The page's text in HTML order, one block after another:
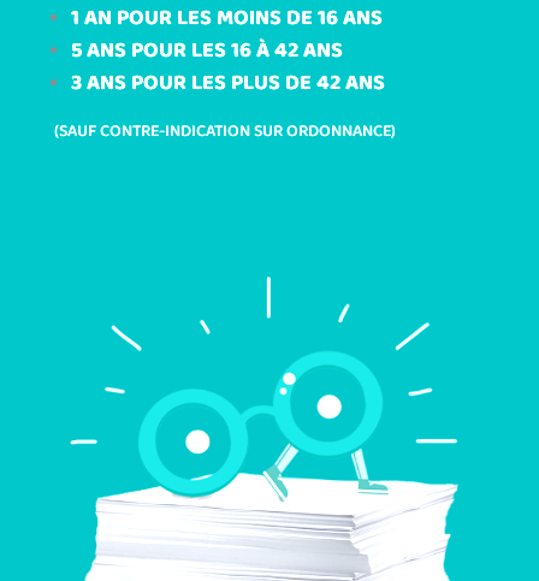
1 AN POUR LES MOINS DE 16 ANS
5 ANS POUR LES 16 À 42 ANS
3 ANS POUR LES PLUS DE 42 ANS
(SAUF CONTRE-INDICATION SUR ORDONNANCE)